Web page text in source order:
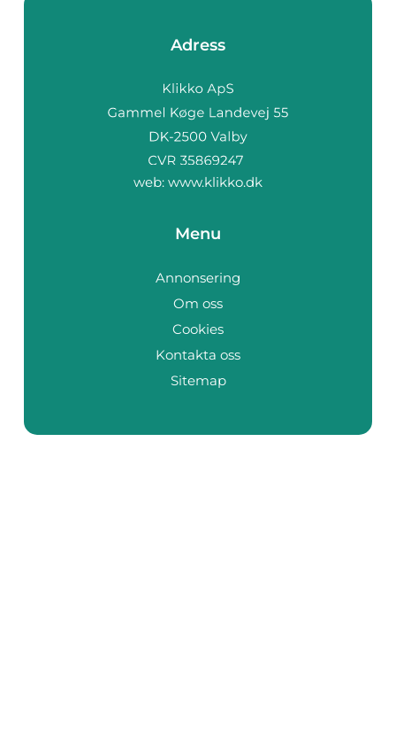
Adress
web: www.klikko.dk
Menu
Annonsering
Om oss
Cookies
Kontakta oss
Sitemap